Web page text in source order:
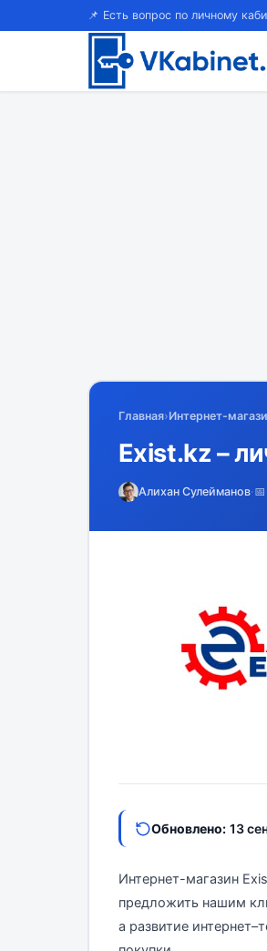
📌 Есть вопрос по личному
Главная›Интернет-
Exist.kz –
Алихан Сулейманов·
Обновлено: 13
Интернет-магазин
предложить нашим
а развитие